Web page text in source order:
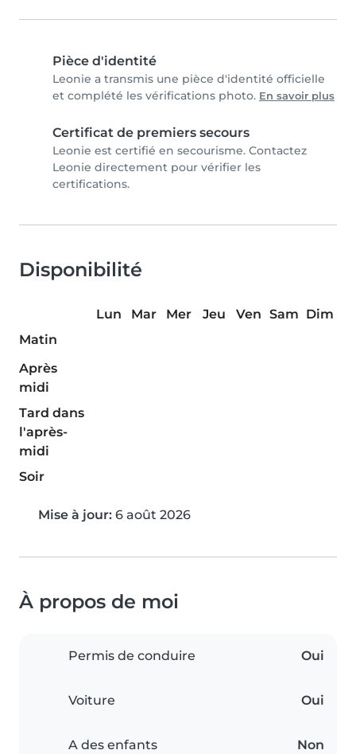
Pièce d'identité
Leonie a transmis une pièce d'identité officielle
et complété les vérifications photo. En savoir plus
Certificat de premiers secours
Leonie est certifié en secourisme. Contactez
Leonie directement pour vérifier les
certifications.
Disponibilité
Lun Mar Mer Jeu Ven Sam Dim
Matin
Après
midi
Tard dans
l'après-
midi
Soir
Mise à jour: 6 août 2026
À propos de moi
Permis de conduire Oui
Voiture Oui
A des enfants Non